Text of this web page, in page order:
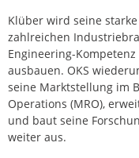
Klüber wird seine
zahlreichen
Engineering-
ausbauen. OKS
seine Marktstellung im
Operations (MRO),
und baut seine
weiter aus.